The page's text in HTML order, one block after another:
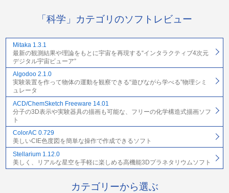
「科学」カテゴリのソフトレビュー
Mitaka 1.3.1
最新の観測結果や理論をもとに宇宙を再現する“インタラクティブ4次元
デジタル宇宙ビューア”
Algodoo 2.1.0
実験装置を作って物体の運動を観察できる“遊びながら学べる”物理シミ
ュレータ
ACD/ChemSketch Freeware 14.01
分子の3D表示や実験器具の描画も可能な、フリーの化学構造式描画ソフ
ト
ColorAC 0.729
美しいCIE色度図を簡単な操作で作成できるソフト
Stellarium 1.12.0
美しく、リアルな星空を手軽に楽しめる高機能3Dプラネタリウムソフト
カテゴリーから選ぶ